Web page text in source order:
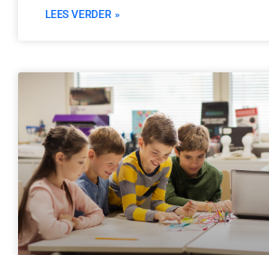
LEES VERDER »